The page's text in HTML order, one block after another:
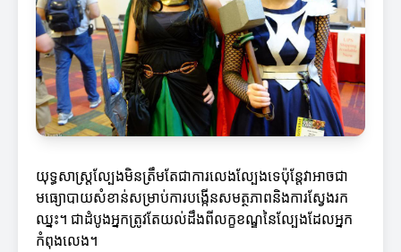
យុទ្ធសាស្ត្រល្បែងមិនត្រឹមតែជាការលេងល្បែងទេប៉ុន្តែវាអាចជា
មធ្យោបាយសំខាន់សម្រាប់ការបង្កើនសមត្ថភាពនិងការស្វែងរក
ឈ្នះ។ ជាដំបូងអ្នកត្រូវតែយល់ដឹងពីលក្ខខណ្ឌនៃល្បែងដែលអ្នក
កំពុងលេង។